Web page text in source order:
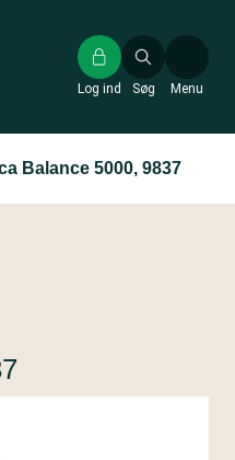
Søg
Log ind Menu
Balance 5000, 9837